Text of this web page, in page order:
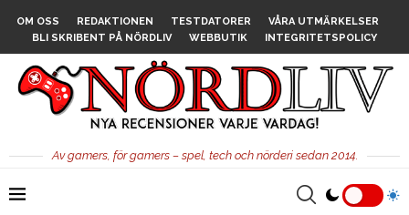
OM OSS REDAKTIONEN TESTDATORER
VÅRA UTMÄRKELSER
BLI SKRIBENT PÅ NÖRDLIV
WEBBUTIK INTEGRITETSPOLICY
Av gamers, för gamers – spel, tech och nörderi sedan 2014.